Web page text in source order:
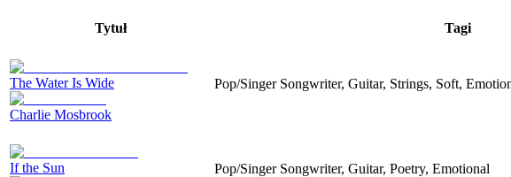
Tytuł Tagi
The Water Is Wide
Charlie Mosbrook
Pop/Singer Songwriter, Guitar, Strings, Soft,
If the Sun Pop/Singer Songwriter, Guitar, Poetry, Emotional